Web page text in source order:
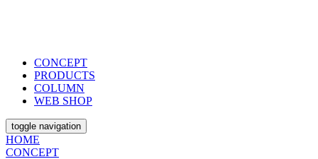
CONCEPT
PRODUCTS
COLUMN
WEB SHOP
toggle navigation
HOME
CONCEPT